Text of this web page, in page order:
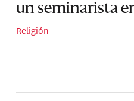
un seminarista
Religión